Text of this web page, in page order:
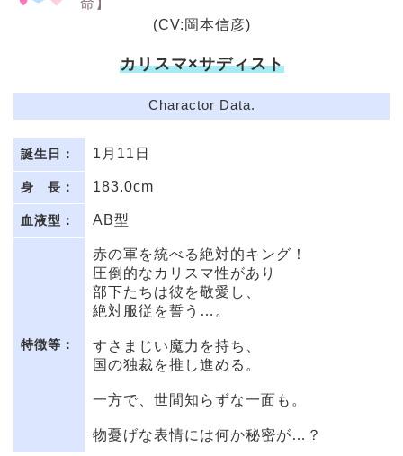
命】
(CV:岡本信彦)
カリスマ×サディスト
Charactor Data.
誕生日： 1月11日
身 長： 183.0cm
血液型： AB型
特徴等：
赤の軍を統べる絶対的キング！
圧倒的なカリスマ性があり
部下たちは彼を敬愛し、
絶対服従を誓う…。
すさまじい魔力を持ち、
国の独裁を推し進める。
一方で、世間知らずな一面も。
物憂げな表情には何か秘密が…？